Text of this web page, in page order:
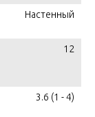
Настенный
12
3.6 (1 - 4)